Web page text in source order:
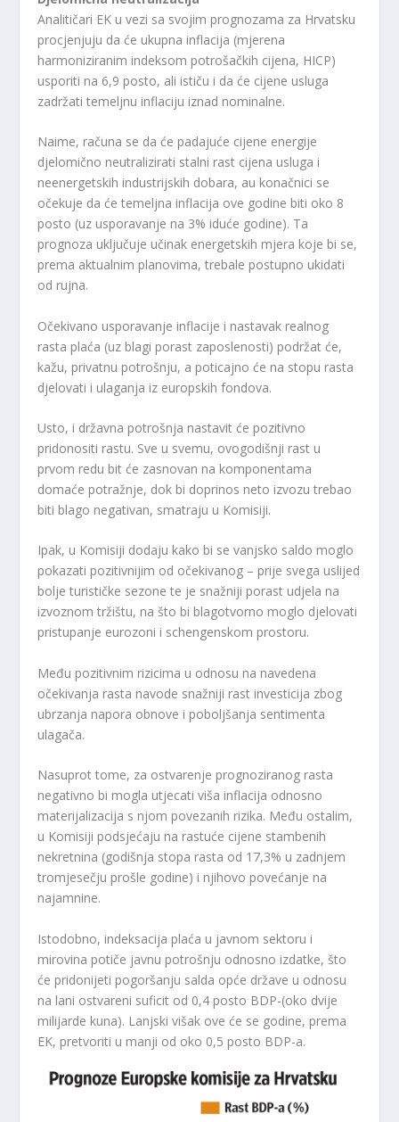
Analitičari EK u vezi sa svojim prognozama za Hrvatsku
procjenjuju da će ukupna inflacija (mjerena
harmoniziranim indeksom potrošačkih cijena, HICP)
usporiti na 6,9 posto, ali ističu i da će cijene usluga
zadržati temeljnu inflaciju iznad nominalne.
Naime, računa se da će padajuće cijene energije
djelomično neutralizirati stalni rast cijena usluga i
neenergetskih industrijskih dobara, au konačnici se
očekuje da će temeljna inflacija ove godine biti oko 8
posto (uz usporavanje na 3% iduće godine). Ta
prognoza uključuje učinak energetskih mjera koje bi se,
prema aktualnim planovima, trebale postupno ukidati
od rujna.
Očekivano usporavanje inflacije i nastavak realnog
rasta plaća (uz blagi porast zaposlenosti) podržat će,
kažu, privatnu potrošnju, a poticajno će na stopu rasta
djelovati i ulaganja iz europskih fondova.
Usto, i državna potrošnja nastavit će pozitivno
pridonositi rastu. Sve u svemu, ovogodišnji rast u
prvom redu bit će zasnovan na komponentama
domaće potražnje, dok bi doprinos neto izvozu trebao
biti blago negativan, smatraju u Komisiji.
Ipak, u Komisiji dodaju kako bi se vanjsko saldo moglo
pokazati pozitivnijim od očekivanog – prije svega uslijed
bolje turističke sezone te je snažniji porast udjela na
izvoznom tržištu, na što bi blagotvorno moglo djelovati
pristupanje eurozoni i schengenskom prostoru.
Među pozitivnim rizicima u odnosu na navedena
očekivanja rasta navode snažniji rast investicija zbog
ubrzanja napora obnove i poboljšanja sentimenta
ulagača.
Nasuprot tome, za ostvarenje prognoziranog rasta
negativno bi mogla utjecati viša inflacija odnosno
materijalizacija s njom povezanih rizika. Među ostalim,
u Komisiji podsjećaju na rastuće cijene stambenih
nekretnina (godišnja stopa rasta od 17,3% u zadnjem
tromjesečju prošle godine) i njihovo povećanje na
najamnine.
Istodobno, indeksacija plaća u javnom sektoru i
mirovina potiče javnu potrošnju odnosno izdatke, što
će pridonijeti pogoršanju salda opće države u odnosu
na lani ostvareni suficit od 0,4 posto BDP-(oko dvije
milijarde kuna). Lanjski višak ove će se godine, prema
EK, pretvoriti u manji od oko 0,5 posto BDP-a.